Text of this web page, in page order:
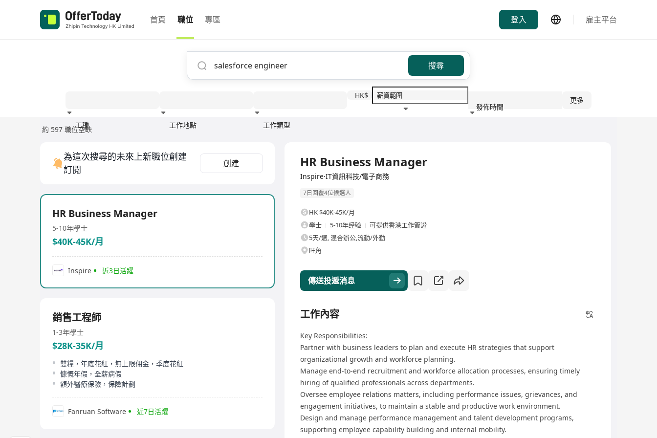
首頁 職位 專區 登入 雇主平台
搜尋
工種 工作地點 工作類型
HK$
發佈時間
更多
約 597 職位空缺
為這次搜尋的未來上新職位創建
訂閱
創建
HR Business Manager
5-10年學士
$40K-45K/月
Inspire 近3日活躍
銷售工程師
1-3年學士
$28K-35K/月
雙糧，年底花紅，無上限佣金，季度花紅
慷慨年假，全薪病假
額外醫療保險，保險計劃
Fanruan Software 近7日活躍
HR Business Manager
Inspire·IT資訊科技/電子商務
7日回覆4位候選人
HK $40K-45K/月
學士
5-10年经验
可提供香港工作簽證
5天/週, 混合辦公,流動/外勤
旺角
傳送投遞消息
工作內容
Key Responsibilities:
Partner with business leaders to plan and execute HR strategies that support
organizational growth and workforce planning.
Manage end-to-end recruitment and workforce allocation processes, ensuring timely
hiring of qualified professionals across departments.
Oversee employee relations matters, including performance issues, grievances, and
engagement initiatives, to maintain a stable and productive work environment.
Design and manage performance management and talent development programs,
supporting employee capability building and internal mobility.